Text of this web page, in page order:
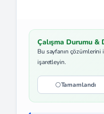
Çalışma Durumu
Bu sayfanın
işaretleyin.
Tamamlandı